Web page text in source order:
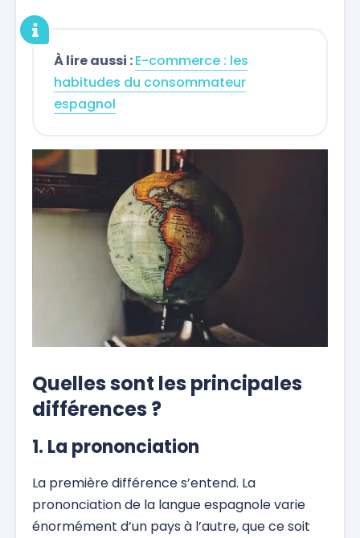
À lire aussi :E-commerce : les
habitudes du consommateur
espagnol
Quelles sont les principales
différences ?
1. La prononciation
La première différence s’entend. La
prononciation de la langue espagnole varie
énormément d’un pays à l’autre, que ce soit